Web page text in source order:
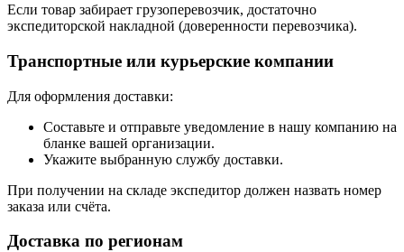
Если товар забирает грузоперевозчик, достаточно
экспедиторской накладной (доверенности перевозчика).
Транспортные или курьерские компании
Для оформления доставки:
Составьте и отправьте уведомление в нашу компанию на
бланке вашей организации.
Укажите выбранную службу доставки.
При получении на складе экспедитор должен назвать номер
заказа или счёта.
Доставка по регионам